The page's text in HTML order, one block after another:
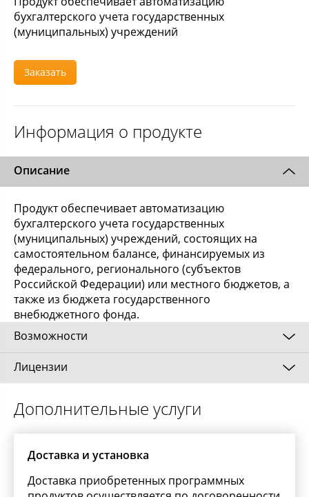
бухгалтерского учета государственных
(муниципальных) учреждений
Заказать
Информация о продукте
Описание
Продукт обеспечивает автоматизацию
бухгалтерского учета государственных
(муниципальных) учреждений, состоящих на
самостоятельном балансе, финансируемых из
федерального, регионального (субъектов
Российской Федерации) или местного бюджетов, а
также из бюджета государственного
внебюджетного фонда.
Возможности
Программный продукт «1С:Бухгалтерия
технологическую платформу «1С:Предприятие 8.2»
и прикладное решение (конфигурацию)
«Бухгалтерия государственного учреждения».
«1С:Бухгалтерия государственного учреждения 8»
обеспечивает автоматизацию бухгалтерского учета
государственных (муниципальных) учреждений,
Лицензии
Клиентские лицензии (дополнительные
многопользовательские лицензии) в
«1С:Предприятии 8» предоставляют пользователю
право работать с произвольным числом основных
поставок, поэтому для использования новых
прикладных решений на тех же рабочих местах
Дополнительные услуги
Доставка и установка
Доставка приобретенных программных